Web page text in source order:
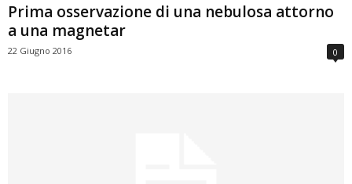
Prima osservazione di una nebulosa attorno
a una magnetar
22 Giugno 2016 0